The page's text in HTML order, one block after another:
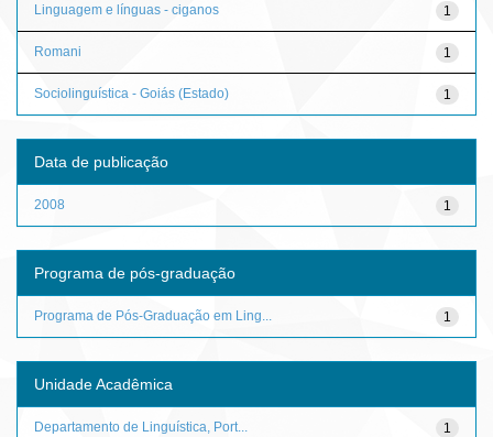
1
Linguagem e línguas - ciganos
1
Romani
1
Sociolinguística - Goiás (Estado)
Data de publicação
1
2008
Programa de pós-graduação
1
Programa de Pós-Graduação em Ling...
Unidade Acadêmica
1
Departamento de Linguística, Port...